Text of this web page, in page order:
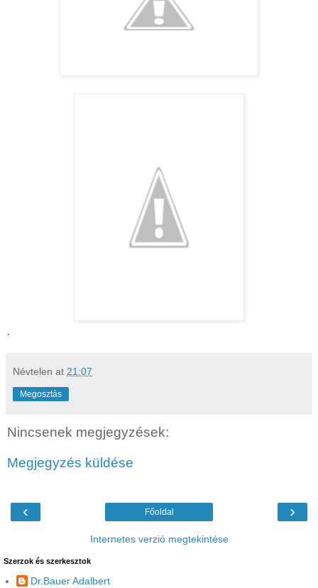
.
Névtelen at 21:07
Megosztás
Nincsenek megjegyzések:
Megjegyzés küldése
‹ ›
Főoldal
Internetes verzió megtekintése
Szerzok és szerkesztok
Dr.Bauer Adalbert